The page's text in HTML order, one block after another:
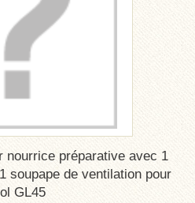
nourrice préparative avec 1
soupape de ventilation pour
GL45